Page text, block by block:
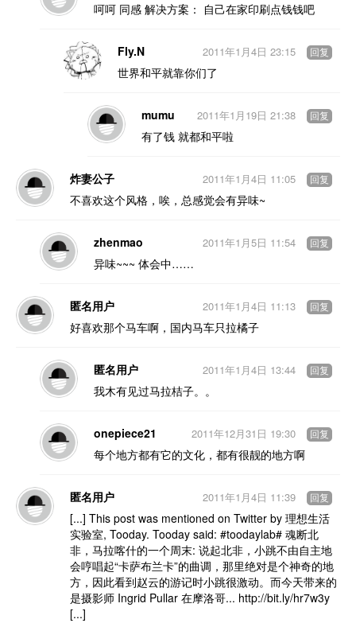
呵呵 同感 解决方案： 自己在家印刷点钱钱吧
Fly.N
世界和平就靠你们了
2011年1月4日 23:15 回复
mumu
有了钱 就都和平啦
2011年1月19日 21:38 回复
炸妻公子
不喜欢这个风格，唉，总感觉会有异味~
2011年1月4日 11:05 回复
zhenmao
异味~~~ 体会中……
2011年1月5日 11:54 回复
匿名用户
好喜欢那个马车啊，国内马车只拉橘子
2011年1月4日 11:13 回复
匿名用户
我木有见过马拉桔子。。
2011年1月4日 13:44 回复
onepiece21
每个地方都有它的文化，都有很靓的地方啊
2011年12月31日 19:30 回复
匿名用户
[...] This post was mentioned on Twitter by 理想生活
实验室, Tooday. Tooday said: #toodaylab# 魂断北
非，马拉喀什的一个周末: 说起北非，小跳不由自主地
会哼唱起“卡萨布兰卡”的曲调，那里绝对是个神奇的地
方，因此看到赵云的游记时小跳很激动。而今天带来的
是摄影师 Ingrid Pullar 在摩洛哥... http://bit.ly/hr7w3y
[...]
2011年1月4日 11:39 回复